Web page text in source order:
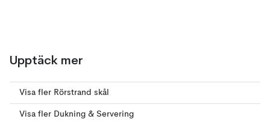
Upptäck mer
Visa fler Rörstrand skål
Visa fler Dukning & Servering